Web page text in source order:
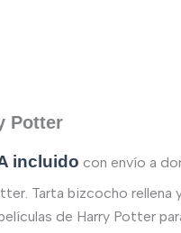
Potter
incluido con envío a
Tarta bizcocho
de Harry Potter